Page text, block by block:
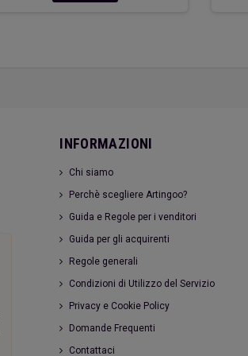
INFORMAZIONI
Chi siamo
Perchè scegliere Artingoo?
Guida e Regole per i venditori
Guida per gli acquirenti
Regole generali
Condizioni di Utilizzo del Servizio
Privacy e Cookie Policy
Domande Frequenti
Contattaci